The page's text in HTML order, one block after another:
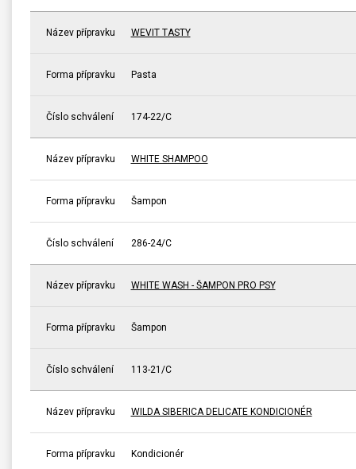
Název přípravku WEVIT TASTY
Forma přípravku Pasta
Číslo schválení 174-22/C
Název přípravku WHITE SHAMPOO
Forma přípravku Šampon
Číslo schválení 286-24/C
Název přípravku WHITE WASH - ŠAMPON PRO PSY
Forma přípravku Šampon
Číslo schválení 113-21/C
Název přípravku WILDA SIBERICA DELICATE KONDICIONÉR
Forma přípravku Kondicionér